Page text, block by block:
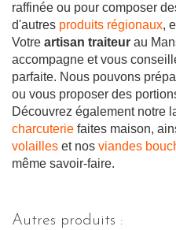
raffinée ou pour composer
d'autres produits régionaux,
Votre artisan traiteur au
accompagne et vous
parfaite. Nous pouvons
ou vous proposer des
Découvrez également notre
charcuterie faites maison,
volailles et nos viandes
même savoir-faire.
Autres produits :